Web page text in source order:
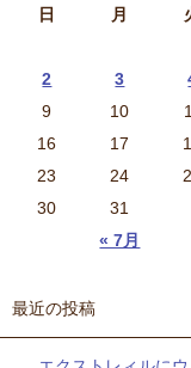
日
月
« 7月
2
3
9
10
16
17
23
24
30
31
最近の投稿